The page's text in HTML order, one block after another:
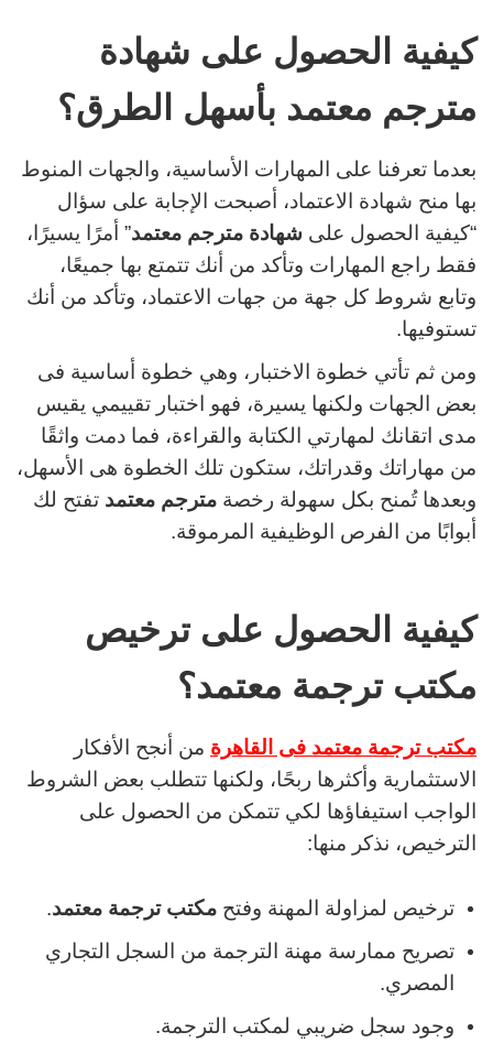
كيفية الحصول على شهادة
مترجم معتمد بأسهل الطرق؟
بعدما تعرفنا على المهارات الأساسية، والجهات المنوط
بها منح شهادة الاعتماد، أصبحت الإجابة على سؤال
“كيفية الحصول على شهادة مترجم معتمد” أمرًا يسيرًا،
فقط راجع المهارات وتأكد من أنك تتمتع بها جميعًا،
وتابع شروط كل جهة من جهات الاعتماد، وتأكد من أنك
تستوفيها.
ومن ثم تأتي خطوة الاختبار، وهي خطوة أساسية فى
بعض الجهات ولكنها يسيرة، فهو اختبار تقييمي يقيس
مدى اتقانك لمهارتي الكتابة والقراءة، فما دمت واثقًا
من مهاراتك وقدراتك، ستكون تلك الخطوة هى الأسهل،
وبعدها تُمنح بكل سهولة رخصة مترجم معتمد تفتح لك
أبوابًا من الفرص الوظيفية المرموقة.
كيفية الحصول على ترخيص
مكتب ترجمة معتمد؟
مكتب ترجمة معتمد فى القاهرة من أنجح الأفكار
الاستثمارية وأكثرها ربحًا، ولكنها تتطلب بعض الشروط
الواجب استيفاؤها لكي تتمكن من الحصول على
الترخيص، نذكر منها:
ترخيص لمزاولة المهنة وفتح مكتب ترجمة معتمد.
تصريح ممارسة مهنة الترجمة من السجل التجاري
المصري.
وجود سجل ضريبي لمكتب الترجمة.